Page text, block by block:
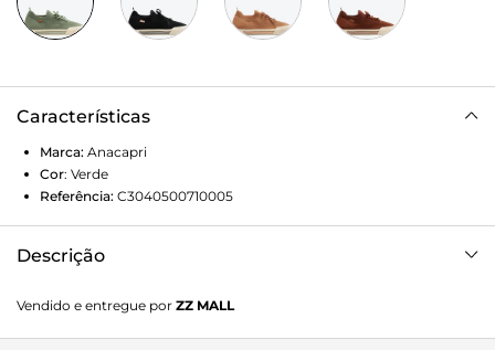
Características
Marca: Anacapri
Cor: Verde
Referência: C3040500710005
Descrição
emborrachada texturizada e solado baixo emborrachado
branco com detalhe em duas listras verdes na lateral. Com
Vendido e entregue por ZZ MALL